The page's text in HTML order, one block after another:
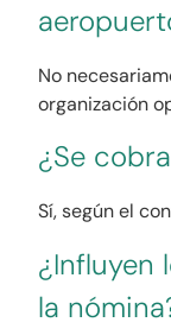
No
organización
¿Se
Sí, según el
¿Influyen
la